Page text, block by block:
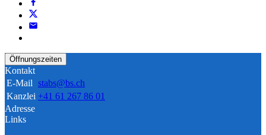
Öffnungszeiten
Kontakt
E-Mail stabs@bs.ch
Kanzlei +41 61 267 86 01
Adresse
Links